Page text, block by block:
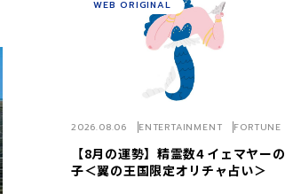
【8月の運勢】精霊数4 イェマヤーの
子＜翼の王国限定オリチャ占い＞
2026.08.06 ENTERTAINMENT FORTUNE
WEB ORIGINAL